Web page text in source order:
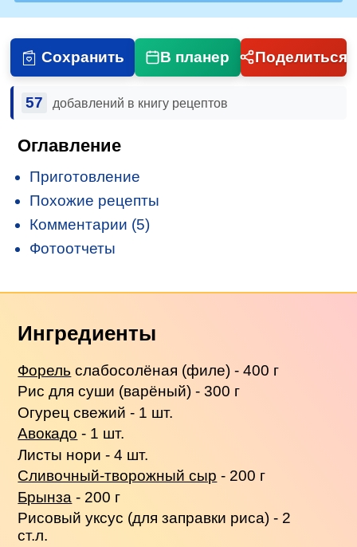
Сохранить В планер Поделиться
57 добавлений в книгу рецептов
Оглавление
Приготовление
Похожие рецепты
Комментарии (5)
Фотоотчеты
Ингредиенты
Форель слабосолёная (филе) - 400 г
Рис для суши (варёный) - 300 г
Огурец свежий - 1 шт.
Авокадо - 1 шт.
Листы нори - 4 шт.
Сливочный-творожный сыр - 200 г
Брынза - 200 г
Рисовый уксус (для заправки риса) - 2
ст.л.